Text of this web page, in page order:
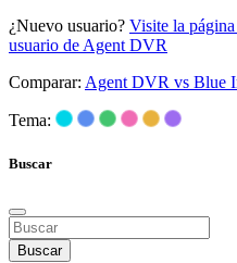
¿Nuevo usuario? Visite la
usuario de Agent DVR
Comparar: Agent DVR vs Blue
Tema:
Buscar
Buscar